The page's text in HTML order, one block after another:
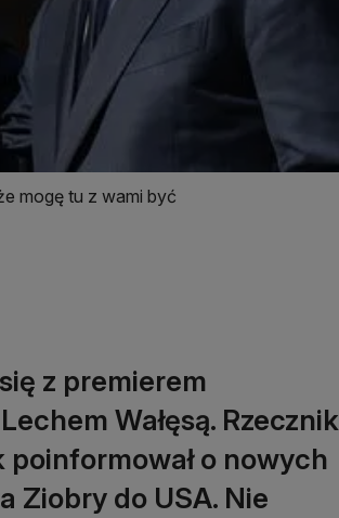
mogę tu z wami być
z premierem
Wałęsą. Rzecznik
o nowych
Ziobry do USA. Nie